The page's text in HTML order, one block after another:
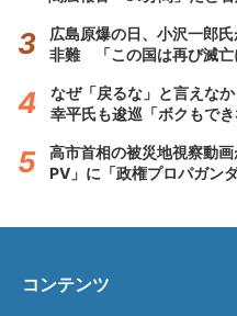
広島原爆の日、小沢一郎
非難 「この国は再び滅亡
なぜ「戻るな」と言えな
幸平氏も逡巡「ボクもで
高市首相の被災地視察動
PV」に「政権プロパガン
コンテンツ